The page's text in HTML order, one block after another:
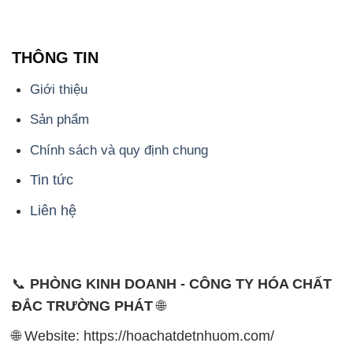
Chính sách và quy định chung
Tin tức
Liên hệ
📞
PHÒNG KINH DOANH - CÔNG TY HÓA CHẤT
ĐẮC TRƯỜNG PHÁT
- 028.3756.1835 - 028.3756.1840 - 028.3756.1841-